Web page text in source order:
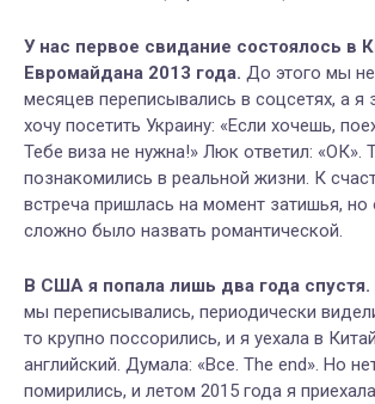
У нас первое свидание состоялось в
Евромайдана 2013 года. До этого мы
месяцев переписывались в соцсетях, а я
хочу посетить Украину: «Если хочешь,
Тебе виза не нужна!» Люк ответил: «ОК».
познакомились в реальной жизни. К
встреча пришлась на момент затишья, но
сложно было назвать романтической.
В США я попала лишь два года спустя.
мы переписывались, периодически
то крупно поссорились, и я уехала в
английский. Думала: «Все. The end». Но
помирились, и летом 2015 года я